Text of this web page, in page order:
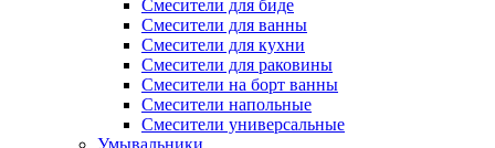
Смесители для биде
Смесители для ванны
Смесители для кухни
Смесители для раковины
Смесители на борт ванны
Смесители напольные
Смесители универсальные
Умывальники